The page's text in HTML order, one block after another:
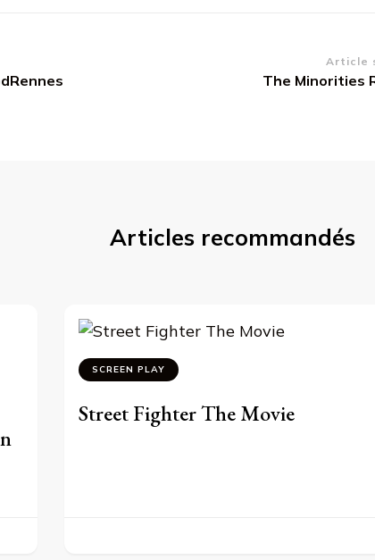
Article
The Minorities
Articles recommandés
SCREEN PLAY
Street Fighter The Movie